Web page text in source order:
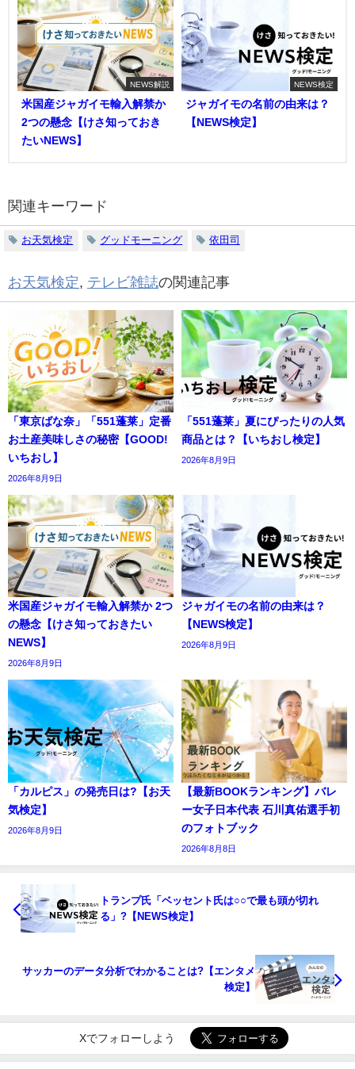
NEWS解説
米国産ジャガイモ輸入解禁か
2つの懸念【けさ知っておき
たいNEWS】
NEWS検定
ジャガイモの名前の由来は？
【NEWS検定】
関連キーワード
お天気検定 グッドモーニング 依田司
お天気検定, テレビ雑誌の関連記事
「東京ばな奈」「551蓬莱」定番
お土産美味しさの秘密【GOOD!
いちおし】
2026年8月9日
「551蓬莱」夏にぴったりの人気
商品とは？【いちおし検定】
2026年8月9日
米国産ジャガイモ輸入解禁か 2つ
の懸念【けさ知っておきたい
NEWS】
2026年8月9日
ジャガイモの名前の由来は？
【NEWS検定】
2026年8月9日
「カルピス」の発売日は?【お天
気検定】
2026年8月9日
【最新BOOKランキング】バレ
ー女子日本代表 石川真佑選手初
のフォトブック
2026年8月8日
トランプ氏「ベッセント氏は○○で最も頭が切れ
る」?【NEWS検定】
サッカーのデータ分析でわかることは?【エンタメ
検定】
Xでフォローしよう